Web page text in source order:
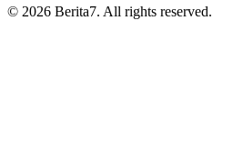
© 2026 Berita7. All rights reserved.